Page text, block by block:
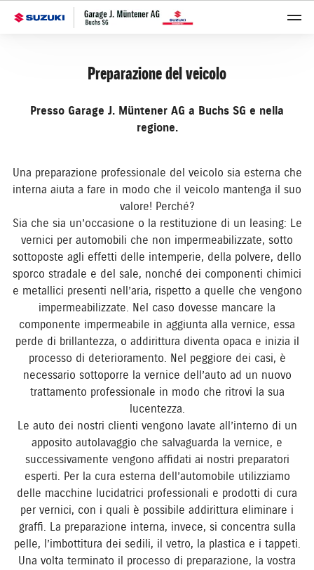
Preparazione del veicolo
Presso Garage J. Müntener AG a Buchs SG e nella
regione.
Una preparazione professionale del veicolo sia esterna che
interna aiuta a fare in modo che il veicolo mantenga il suo
valore! Perché?
Sia che sia un’occasione o la restituzione di un leasing: Le
vernici per automobili che non impermeabilizzate, sotto
sottoposte agli effetti delle intemperie, della polvere, dello
sporco stradale e del sale, nonché dei componenti chimici
e metallici presenti nell’aria, rispetto a quelle che vengono
impermeabilizzate. Nel caso dovesse mancare la
componente impermeabile in aggiunta alla vernice, essa
perde di brillantezza, o addirittura diventa opaca e inizia il
processo di deterioramento. Nel peggiore dei casi, è
necessario sottoporre la vernice dell’auto ad un nuovo
trattamento professionale in modo che ritrovi la sua
lucentezza.
Le auto dei nostri clienti vengono lavate all’interno di un
apposito autolavaggio che salvaguarda la vernice, e
successivamente vengono affidati ai nostri preparatori
esperti. Per la cura esterna dell’automobile utilizziamo
delle macchine lucidatrici professionali e prodotti di cura
per vernici, con i quali è possibile addirittura eliminare i
graffi. La preparazione interna, invece, si concentra sulla
pelle, l’imbottitura dei sedili, il vetro, la plastica e i tappeti.
Una volta terminato il processo di preparazione, la vostra